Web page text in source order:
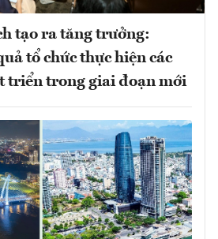
tạo ra tăng trưởng:
tổ chức thực hiện các
triển trong giai đoạn mới